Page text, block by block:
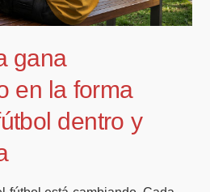
gana
en la forma
dentro y